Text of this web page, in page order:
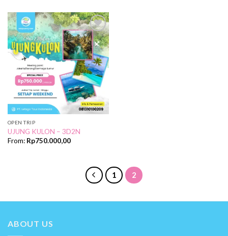
Add to
Wishlist
OPEN TRIP
UJUNG KULON – 3D2N
From: Rp750.000,00
1 2
ABOUT US